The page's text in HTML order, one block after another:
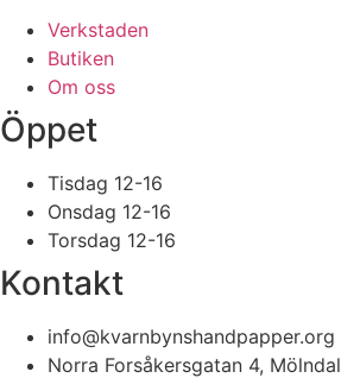
Verkstaden
Butiken
Om oss
Öppet
Tisdag 12-16
Onsdag 12-16
Torsdag 12-16
Kontakt
info@kvarnbynshandpapper.org
Norra Forsåkersgatan 4, Mölndal